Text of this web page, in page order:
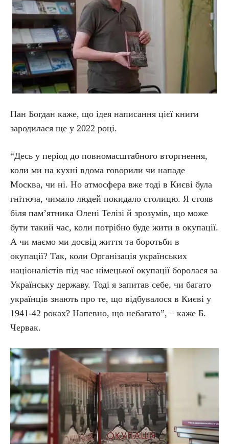
Пан Богдан каже, що ідея написання цієї книги
зародилася ще у 2022 році.
“Десь у період до повномасштабного вторгнення,
коли ми на кухні вдома говорили чи нападе
Москва, чи ні. Но атмосфера вже тоді в Києві була
гнітюча, чимало людей покидало столицю. Я стояв
біля пам’ятника Олені Телізі й зрозумів, що може
бути такий час, коли потрібно буде жити в окупації.
А чи маємо ми досвід життя та боротьби в
окупації? Так, коли Організація українських
націоналістів під час німецької окупації боролася за
Українську державу. Тоді я запитав себе, чи багато
українців знають про те, що відбувалося в Києві у
1941-42 роках? Напевно, що небагато”, – каже Б.
Червак.